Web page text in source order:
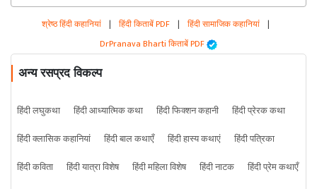
श्रेष्ठ हिंदी कहानियां | हिंदी किताबें PDF | हिंदी सामाजिक कहानियां |
DrPranava Bharti किताबें PDF
अन्य रसप्रद विकल्प
हिंदी लघुकथा हिंदी आध्यात्मिक कथा हिंदी फिक्शन कहानी
हिंदी प्रेरक कथा
हिंदी क्लासिक कहानियां
हिंदी बाल कथाएँ हिंदी हास्य कथाएं
हिंदी पत्रिका
हिंदी कविता
हिंदी यात्रा विशेष हिंदी महिला विशेष हिंदी नाटक
हिंदी प्रेम कथाएँ